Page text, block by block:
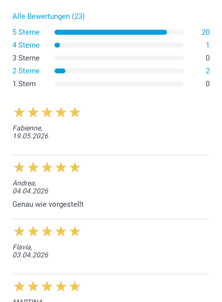
Alle Bewertungen (23)
5 Sterne
20
4 Sterne
1
3 Sterne
0
2 Sterne
2
1 Stern
0
Fabienne,
19.05.2026
Andrea,
04.04.2026
Genau wie vorgestellt
Flavia,
03.04.2026